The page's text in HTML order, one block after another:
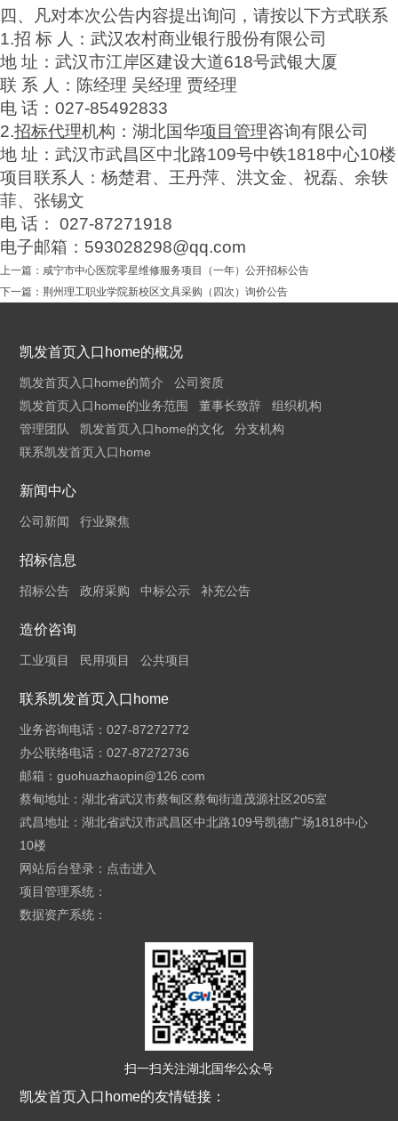
四、凡对本次公告内容提出询问，请按以下方式联系
1.招 标 人：武汉农村商业银行股份有限公司
地 址：武汉市江岸区建设大道618号武银大厦
联 系 人：陈经理 吴经理 贾经理
电 话：027-85492833
2.招标代理机构：湖北国华项目管理咨询有限公司
地 址：武汉市武昌区中北路109号中铁1818中心10楼
项目联系人：杨楚君、王丹萍、洪文金、祝磊、余轶
菲、张锡文
电 话： 027-87271918
电子邮箱： 593028298@qq.com
上一篇： 咸宁市中心医院零星维修服务项目（一年）公开招标公告
下一篇： 荆州理工职业学院新校区文具采购（四次）询价公告
凯发首页入口home的概况
凯发首页入口home的简介
公司资质
凯发首页入口home的业务范围
董事长致辞
组织机构
管理团队
凯发首页入口home的文化
分支机构
联系凯发首页入口home
新闻中心
公司新闻 行业聚焦
招标信息
招标公告 政府采购 中标公示 补充公告
造价咨询
工业项目 民用项目 公共项目
联系凯发首页入口home
业务咨询电话：027-87272772
办公联络电话：027-87272736
邮箱：guohuazhaopin@126.com
蔡甸地址：湖北省武汉市蔡甸区蔡甸街道茂源社区205室
武昌地址：湖北省武汉市武昌区中北路109号凯德广场1818中心
10楼
网站后台登录： 点击进入
项目管理系统：
数据资产系统：
扫一扫关注湖北国华公众号
凯发首页入口home的友情链接：